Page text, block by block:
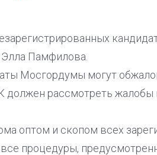
Памфилова.
Мосгордумы могут
рассмотреть жалобы
оптом и скопом всех
процедуры,